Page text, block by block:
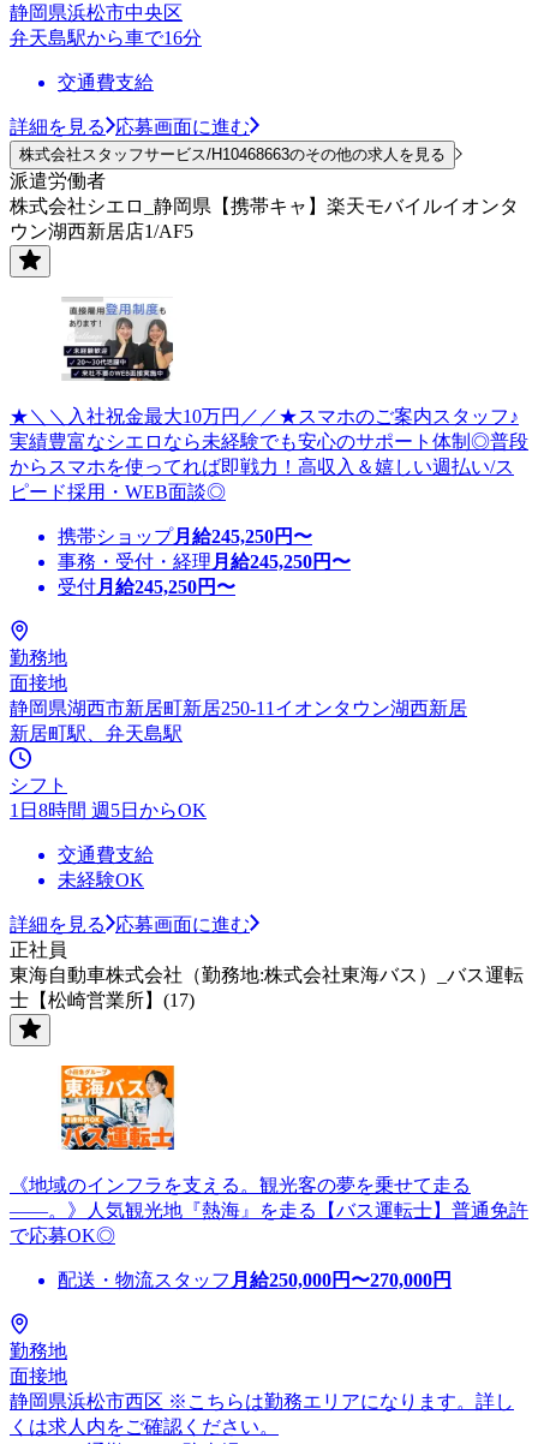
静岡県浜松市中央区
弁天島駅から車で16分
交通費支給
詳細を見る 応募画面に進む
株式会社スタッフサービス/H10468663のその他の求人を見る
派遣労働者
株式会社シエロ_静岡県【携帯キャ】楽天モバイルイオンタ
ウン湖西新居店1/AF5
★＼＼入社祝金最大10万円／／★スマホのご案内スタッフ♪
実績豊富なシエロなら未経験でも安心のサポート体制◎普段
からスマホを使ってれば即戦力！高収入＆嬉しい週払い/ス
ピード採用・WEB面談◎
携帯ショップ月給245,250円〜
事務・受付・経理 月給245,250円〜
受付月給245,250円〜
勤務地
面接地
静岡県湖西市新居町新居250-11イオンタウン湖西新居
新居町駅、弁天島駅
シフト
1日8時間 週5日からOK
交通費支給
未経験OK
詳細を見る
応募画面に進む
正社員
東海自動車株式会社（勤務地:株式会社東海バス）_バス運転
士【松崎営業所】(17)
《地域のインフラを支える。観光客の夢を乗せて走る
――。》人気観光地『熱海』を走る【バス運転士】普通免許
で応募OK◎
配送・物流スタッフ 月給250,000円〜270,000円
勤務地
面接地
静岡県浜松市西区 ※こちらは勤務エリアになります。詳し
くは求人内をご確認ください。